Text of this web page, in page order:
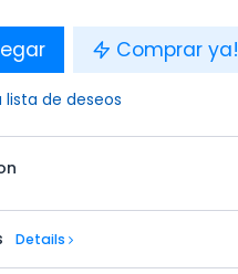
Comprar ya!
lista de deseos
Details